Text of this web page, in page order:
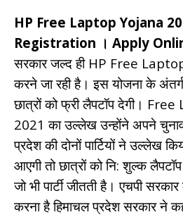
HP Free Laptop Yojana
Registration । Apply
सरकार जल्द ही HP Free
करने जा रही है। इस योजना के
छात्रों को फ्री लैपटॉप देगी। Free
2021का उल्लेख उन्होंने अपने
प्रदेश की दोनों पार्टियों ने उल्लेख
आएगी तो छात्रों को नि: शुल्क
जो भी पार्टी जीतती है। एचपी
करना है हिमाचल प्रदेश सरकार ने